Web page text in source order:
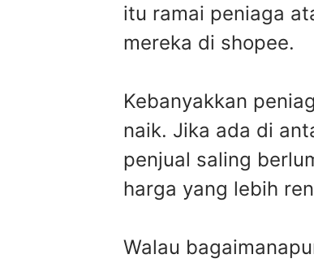
itu ramai peniaga
mereka di shopee.
Kebanyakkan
naik. Jika ada di
penjual saling
harga yang lebih
Walau